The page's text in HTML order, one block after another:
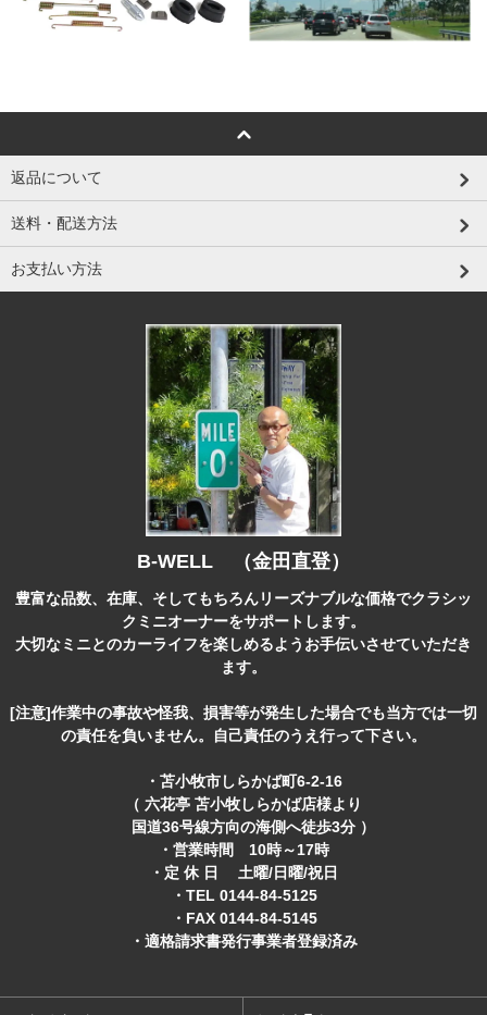
返品について
送料・配送方法
お支払い方法
B-WELL （金田直登）
豊富な品数、在庫、そしてもちろんリーズナブルな価格でクラシッ
クミニオーナーをサポートします。
大切なミニとのカーライフを楽しめるようお手伝いさせていただき
ます。
[注意]作業中の事故や怪我、損害等が発生した場合でも当方では一切
の責任を負いません。自己責任のうえ行って下さい。
・苫小牧市しらかば町6-2-16
（ 六花亭 苫小牧しらかば店様より
国道36号線方向の海側へ徒歩3分 ）
・営業時間 10時～17時
・定 休 日 土曜/日曜/祝日
・TEL 0144-84-5125
・FAX 0144-84-5145
・適格請求書発行事業者登録済み